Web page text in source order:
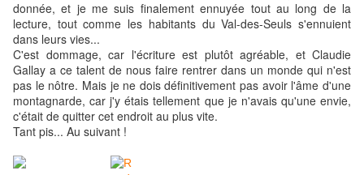
donnée, et je me suis finalement ennuyée tout au long de la
lecture, tout comme les habitants du Val-des-Seuls s'ennuient
dans leurs vies...
C'est dommage, car l'écriture est plutôt agréable, et Claudie
Gallay a ce talent de nous faire rentrer dans un monde qui n'est
pas le nôtre. Mais je ne dois définitivement pas avoir l'âme d'une
montagnarde, car j'y étais tellement que je n'avais qu'une envie,
c'était de quitter cet endroit au plus vite.
Tant pis... Au suivant !